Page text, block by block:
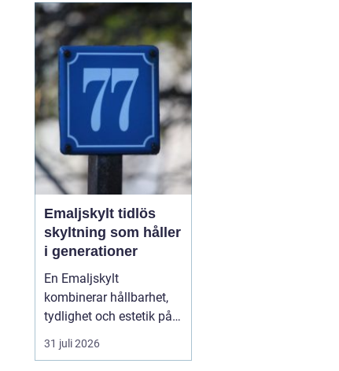
vardagen, för andra en
viktig länk till flyg, tåg
eller fjäll. Valet av bolag
påverkar både trygghet,
komfort och plånb...
Emaljskylt tidlös
skyltning som håller
i generationer
En Emaljskylt
kombinerar hållbarhet,
tydlighet och estetik på
ett sätt som få andra
skyltmaterial gör. Den
31 juli 2026